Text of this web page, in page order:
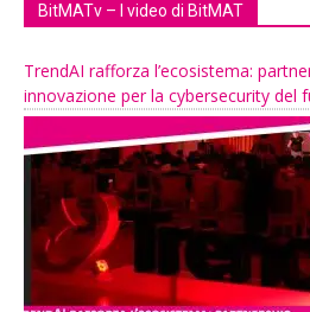
BitMATv – I video di BitMAT
TrendAI rafforza l’ecosistema:
innovazione per la cybersecurity del